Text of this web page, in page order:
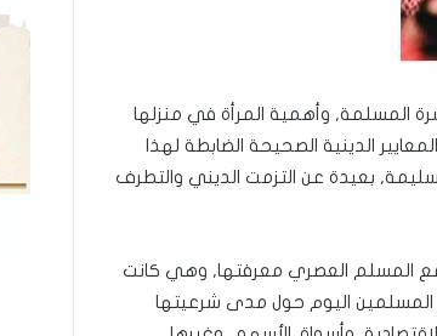
المسلمة, وأهمية المرأة في منزلها
الدينية الصحيحة الضابطة لهذا
بعيدة عن التزمت الديني والتطرف
المسلم العصري معرفتها, وهي كانت
المسلمين اليوم حول مدى شرعيتها